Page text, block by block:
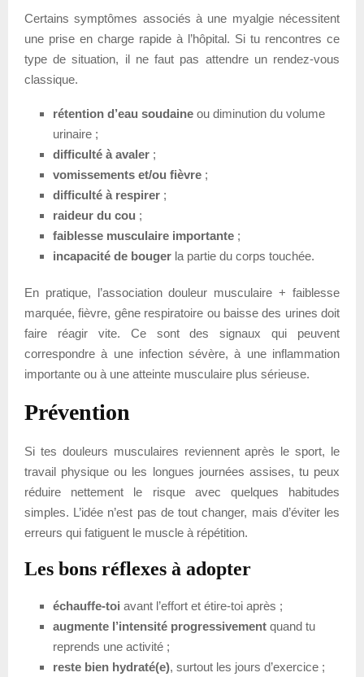
Certains symptômes associés à une myalgie nécessitent
une prise en charge rapide à l’hôpital. Si tu rencontres ce
type de situation, il ne faut pas attendre un rendez-vous
classique.
rétention d’eau soudaine ou diminution du volume
urinaire ;
difficulté à avaler ;
vomissements et/ou fièvre ;
difficulté à respirer ;
raideur du cou ;
faiblesse musculaire importante ;
incapacité de bouger la partie du corps touchée.
En pratique, l’association douleur musculaire + faiblesse
marquée, fièvre, gêne respiratoire ou baisse des urines doit
faire réagir vite. Ce sont des signaux qui peuvent
correspondre à une infection sévère, à une inflammation
importante ou à une atteinte musculaire plus sérieuse.
Prévention
Si tes douleurs musculaires reviennent après le sport, le
travail physique ou les longues journées assises, tu peux
réduire nettement le risque avec quelques habitudes
simples. L’idée n’est pas de tout changer, mais d’éviter les
erreurs qui fatiguent le muscle à répétition.
Les bons réflexes à adopter
échauffe-toi avant l’effort et étire-toi après ;
augmente l’intensité progressivement quand tu
reprends une activité ;
reste bien hydraté(e), surtout les jours d’exercice ;